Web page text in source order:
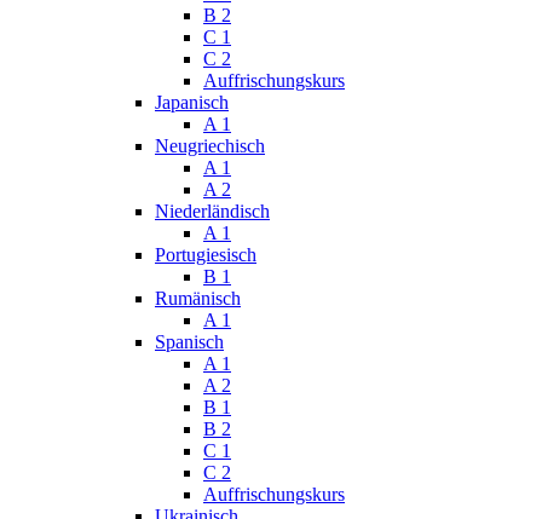
B 2
C 1
C 2
Auffrischungskurs
Japanisch
A 1
Neugriechisch
A 1
A 2
Niederländisch
A 1
Portugiesisch
B 1
Rumänisch
A 1
Spanisch
A 1
A 2
B 1
B 2
C 1
C 2
Auffrischungskurs